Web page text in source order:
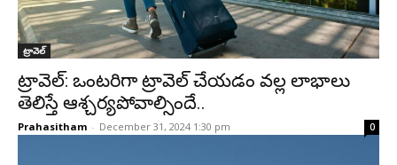
ట్రావెల్‌
ట్రావెల్: ఒంటరిగా ట్రావెల్ చేయడం వల్ల లాభాలు
తెలిస్తే ఆశ్చర్యపోవాల్సిందే..
Prahasitham - December 31, 2024 1:30 pm 0